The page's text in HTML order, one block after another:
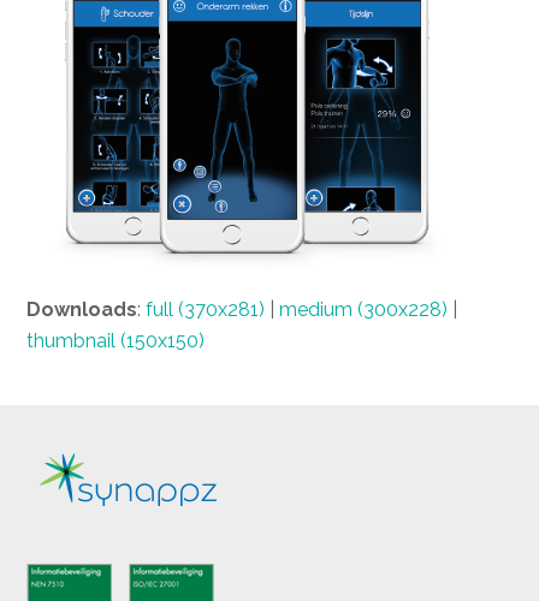
Downloads:full (370x281) |medium (300x228)
thumbnail (150x150)